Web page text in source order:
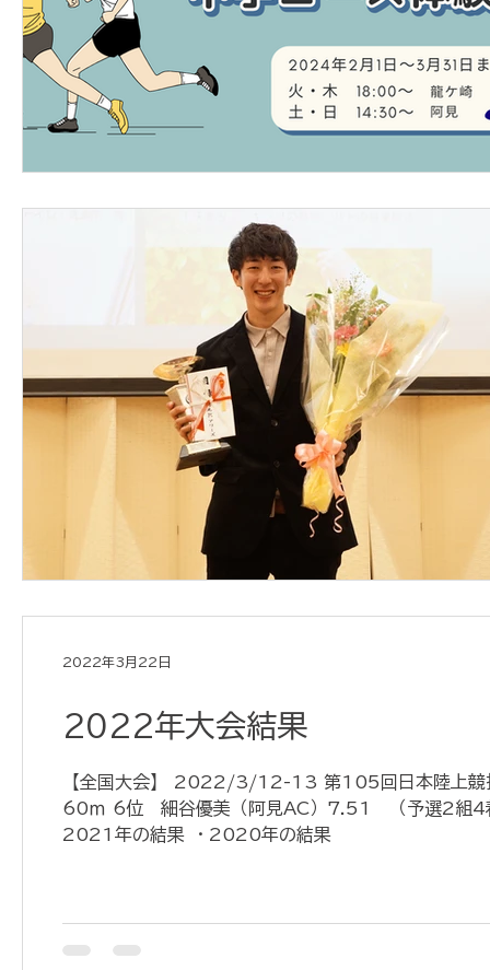
2022年大会結果
【全国大会】 2022/3/12-13 第105回日本陸上競
60ｍ 6位 細谷優美（阿見AC）7.51 （予選2組4
2021年の結果 ・2020年の結果
2022年3月22日